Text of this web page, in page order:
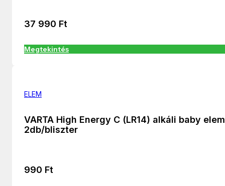
37 990 Ft
Megtekintés
ELEM
VARTA High Energy C (LR14) alkáli baby elem
2db/bliszter
990 Ft